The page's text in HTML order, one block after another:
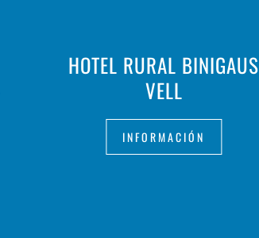
HOTEL RURAL BINIGAUS
VELL
INFORMACIÓN